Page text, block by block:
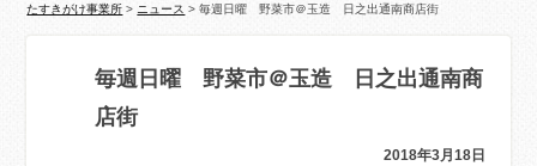
たすきがけ事業所 > ニュース > 毎週日曜 野菜市＠玉造 日之出通南商店街
毎週日曜 野菜市＠玉造 日之出通南商
店街
2018年3月18日